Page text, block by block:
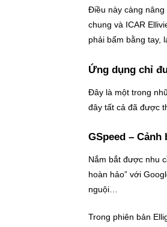
Điều này càng nâng
chung và ICAR
phải bấm bằng tay,
Ứng dụng chỉ
Đây là một trong
đây tất cả đã được
GSpeed –
Nắm bắt được nhu
hoàn hảo” với
nguội…
Trong phiên bản